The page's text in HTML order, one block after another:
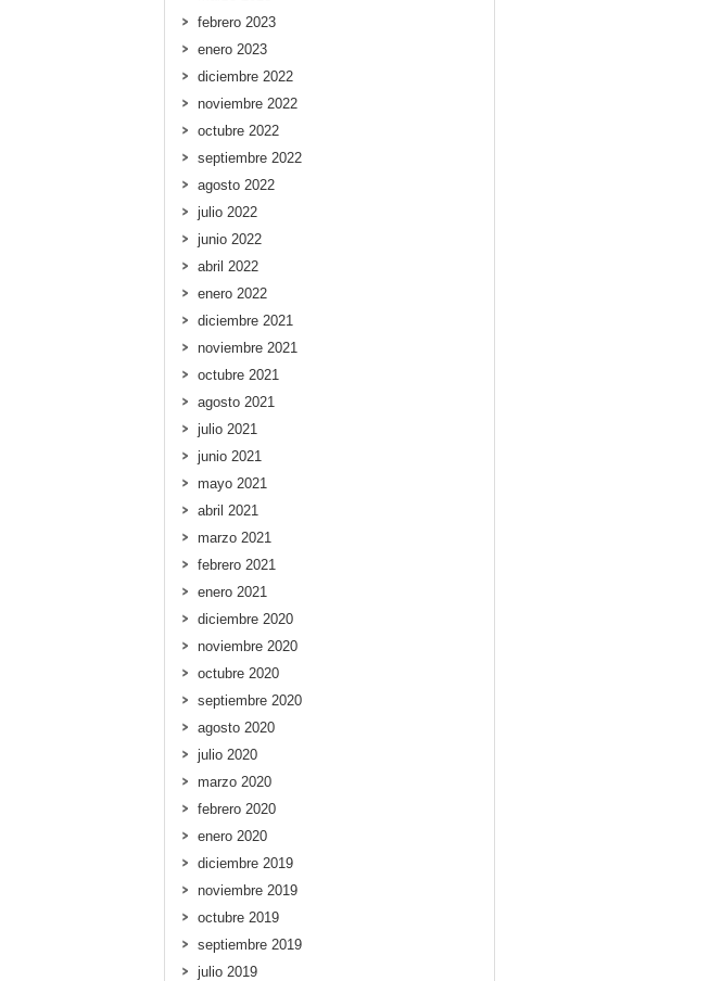
febrero 2023
enero 2023
diciembre 2022
noviembre 2022
octubre 2022
septiembre 2022
agosto 2022
julio 2022
junio 2022
abril 2022
enero 2022
diciembre 2021
noviembre 2021
octubre 2021
agosto 2021
julio 2021
junio 2021
mayo 2021
abril 2021
marzo 2021
febrero 2021
enero 2021
diciembre 2020
noviembre 2020
octubre 2020
septiembre 2020
agosto 2020
julio 2020
marzo 2020
febrero 2020
enero 2020
diciembre 2019
noviembre 2019
octubre 2019
septiembre 2019
julio 2019